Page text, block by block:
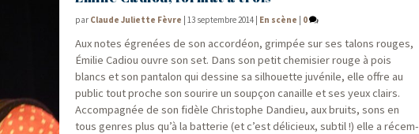
par Claude Juliette Fèvre |13 septembre 2014 En scène 0
Aux notes égre­nées de son accor­déon, grim­pée sur ses talons rouges,
Émi­lie Cadiou ouvre son set. Dans son petit che­mi­sier rouge à pois
blancs et son pan­ta­lon qui des­sine sa sil­houette juvé­nile, elle offre au
public tout proche son sou­rire un soup­çon canaille et ses yeux clairs.
Accom­pa­gnée de son fidèle Chris­tophe Dan­dieu, aux bruits, sons en
tous genres plus qu’à la bat­te­rie (et c’est déli­cieux, sub­til !) elle a récem­